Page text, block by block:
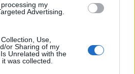
my
Advertising.
Use,
or Sharing of my
Unrelated with the
was collected.
Barkov tekee paluun
sekosi Suomen 2.
– sai samasta tilanteesta